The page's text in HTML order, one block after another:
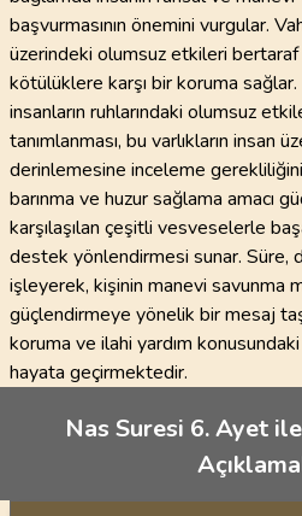
başvurmasının önemini vurgular.
üzerindeki olumsuz etkileri
kötülüklere karşı bir koruma
insanların ruhlarındaki olumsuz
tanımlanması, bu varlıkların insan
derinlemesine inceleme
barınma ve huzur sağlama amacı
karşılaşılan çeşitli vesveselerle
destek yönlendirmesi sunar. Süre,
işleyerek, kişinin manevi savunma
güçlendirmeye yönelik bir mesaj
koruma ve ilahi yardım
hayata geçirmektedir.
Nas Suresi 6. Ayet